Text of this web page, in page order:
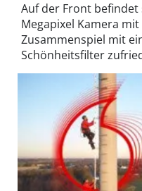
Auf der Front
Megapixel Kamera
Zusammenspiel mit
Schönheitsfilter